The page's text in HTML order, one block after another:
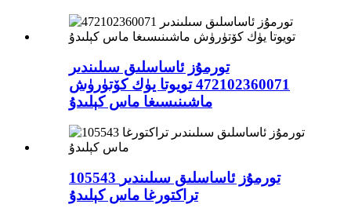
تورمۇز ئاساسلىق سىلىندىر
472102360071 تويوتا يۈك كۆتۈرۈش
ماشىنىسىغا ماس كېلىدۇ
105543 تورمۇز ئاساسلىق سىلىندىر
تراكتورغا ماس كېلىدۇ